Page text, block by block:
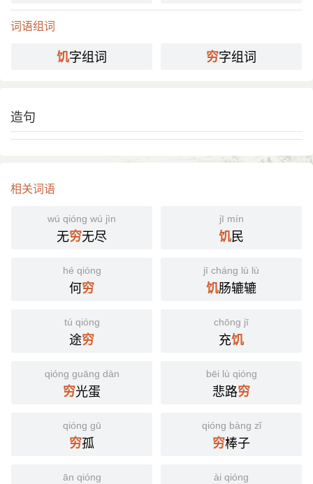
词语组词
饥字组词 穷字组词
造句
相关词语
wú qióng wú jìn
无穷无尽
jī mín
饥民
hé qióng
何穷
jī cháng lù lù
饥肠辘辘
tú qióng
途穷
chōng jī
充饥
qióng guāng dàn
穷光蛋
bēi lù qióng
悲路穷
qióng gū
穷孤
qióng bàng zǐ
穷棒子
ān qióng ài qióng